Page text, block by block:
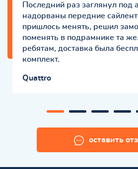
Последний раз заглянул под
надорваны передние
пришлось менять, решил
поменять в подрамнике та
ребятам, доставка была
комплект.
Quattro
оставить